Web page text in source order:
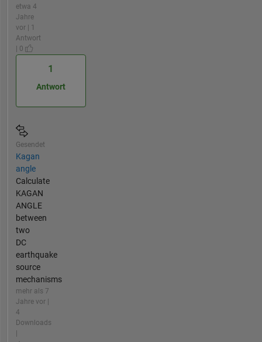
etwa 4
Jahre
vor | 1
Antwort
| 0
1
Antwort
Gesendet
Kagan
angle
Calculate
KAGAN
ANGLE
between
two
DC
earthquake
source
mechanisms
mehr als 7
Jahre vor |
4
Downloads